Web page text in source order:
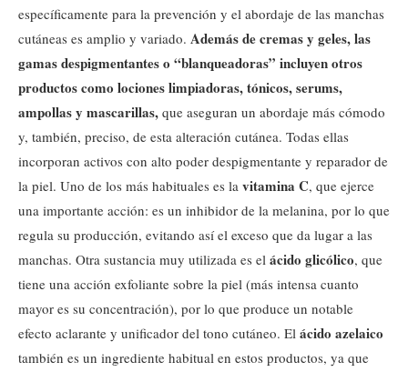
específicamente para la prevención y el abordaje de las manchas
cutáneas es amplio y variado. Además de cremas y geles, las
gamas despigmentantes o “blanqueadoras” incluyen otros
productos como lociones limpiadoras, tónicos, serums,
ampollas y mascarillas, que aseguran un abordaje más cómodo
y, también, preciso, de esta alteración cutánea. Todas ellas
incorporan activos con alto poder despigmentante y reparador de
la piel. Uno de los más habituales es la vitamina C, que ejerce
una importante acción: es un inhibidor de la melanina, por lo que
regula su producción, evitando así el exceso que da lugar a las
manchas. Otra sustancia muy utilizada es el ácido glicólico, que
tiene una acción exfoliante sobre la piel (más intensa cuanto
mayor es su concentración), por lo que produce un notable
efecto aclarante y unificador del tono cutáneo. El ácido azelaico
también es un ingrediente habitual en estos productos, ya que